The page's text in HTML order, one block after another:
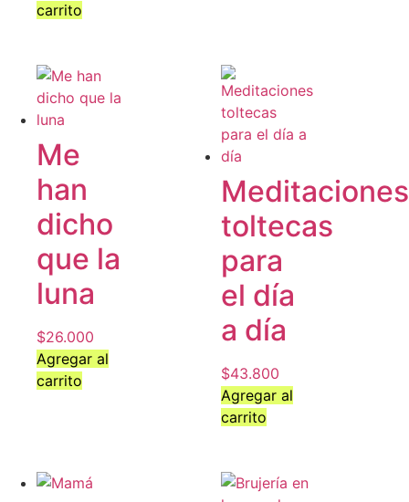
carrito
Me
han
dicho
que la
luna
$26.000
Agregar al
carrito
Meditaciones
toltecas
para
el día
a día
$43.800
Agregar al
carrito